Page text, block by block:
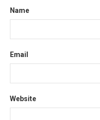
Name
Email
Website